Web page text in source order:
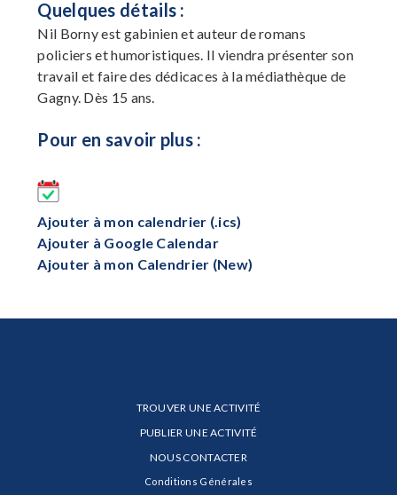
Quelques détails :
Nil Borny est gabinien et auteur de romans
policiers et humoristiques. Il viendra présenter son
travail et faire des dédicaces à la médiathèque de
Gagny. Dès 15 ans.
Pour en savoir plus :
Ajouter à mon calendrier (.ics)
Ajouter à Google Calendar
Ajouter à mon Calendrier (New)
TROUVER UNE ACTIVITÉ
PUBLIER UNE ACTIVITÉ
NOUS CONTACTER
Conditions Générales